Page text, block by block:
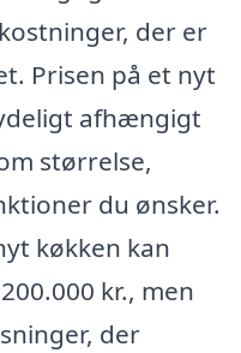
der er
Prisen på et nyt
afhængigt
størrelse,
du ønsker.
køkken kan
kr., men
der